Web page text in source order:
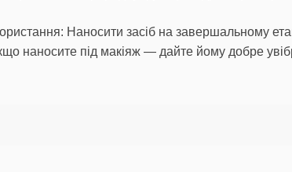
Наносити засіб на завершальному
наносите під макіяж — дайте йому добре